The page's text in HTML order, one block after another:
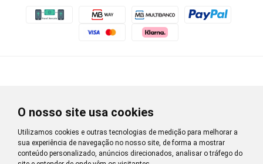
O nosso site usa cookies
Utilizamos cookies e outras tecnologias de medição para melhorar a
sua experiência de navegação no nosso site, de forma a mostrar
conteúdo personalizado, anúncios direcionados, analisar o tráfego do